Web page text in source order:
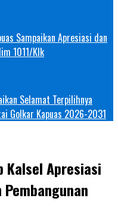
Sampaikan Apresiasi dan
1011/Klk
Selamat Terpilihnya
Golkar Kapuas 2026-2031
Kalsel Apresiasi